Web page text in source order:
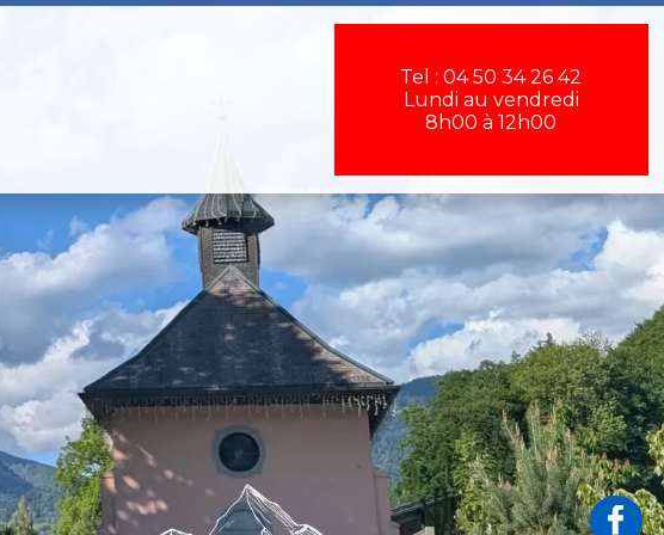
×
Tel : 04 50 34 26 42
Lundi au vendredi
8h00 à 12h00